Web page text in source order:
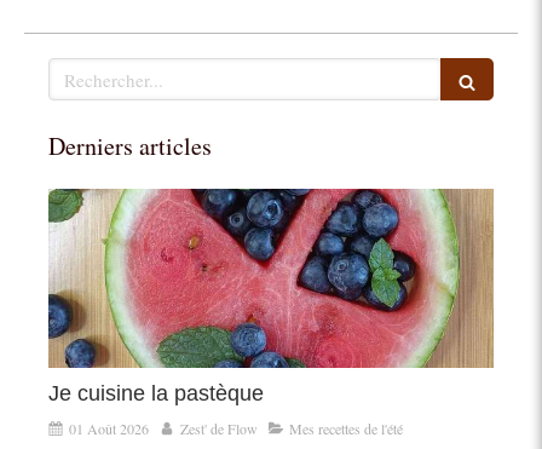
Rechercher
Derniers articles
Je cuisine la pastèque
01 Août 2026 Zest' de Flow Mes recettes de l'été